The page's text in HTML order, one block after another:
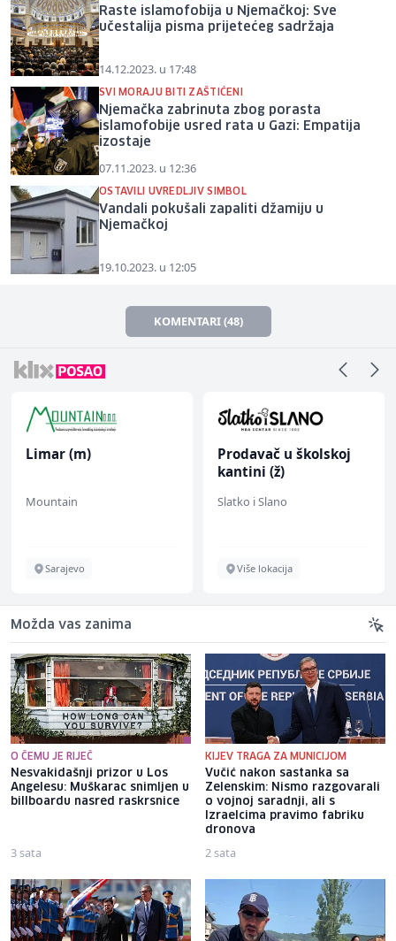
Raste islamofobija u Njemačkoj: Sve
učestalija pisma prijetećeg sadržaja
14.12.2023. u 17:48
SVI MORAJU BITI ZAŠTIĆENI
Njemačka zabrinuta zbog porasta
islamofobije usred rata u Gazi: Empatija
izostaje
07.11.2023. u 12:36
OSTAVILI UVREDLJIV SIMBOL
Vandali pokušali zapaliti džamiju u
Njemačkoj
19.10.2023. u 12:05
KOMENTARI (48)
Limar (m)
Mountain
Sarajevo
Prodavač u školskoj
kantini (ž)
Slatko i Slano
Više lokacija
Možda vas zanima
O ČEMU JE RIJEČ
Nesvakidašnji prizor u Los
Angelesu: Muškarac snimljen u
billboardu nasred raskrsnice
3 sata
KIJEV TRAGA ZA MUNICIJOM
Vučić nakon sastanka sa
Zelenskim: Nismo razgovarali
o vojnoj saradnji, ali s
Izraelcima pravimo fabriku
dronova
2 sata